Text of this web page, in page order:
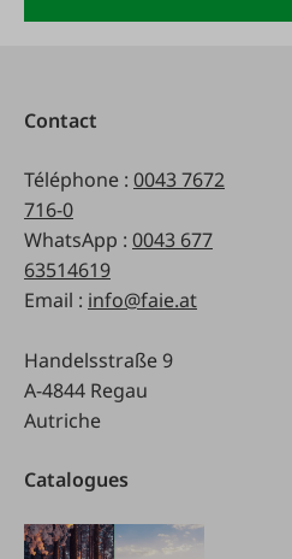
Contact
Téléphone : 0043 7672
716-0
WhatsApp : 0043 677
63514619
Email : info@faie.at
Handelsstraße 9
A-4844 Regau
Autriche
Catalogues